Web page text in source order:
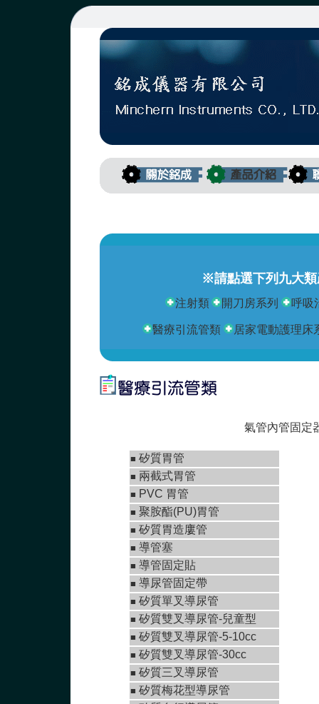
※請點選下列九大
注射類 開刀房系列 呼吸
醫療引流管類 居家電動護理床
氣管內管固定
■ 矽質胃管
■ 兩截式胃管
■ PVC 胃管
■ 聚胺酯(PU)胃管
■ 矽質胃造廔管
■ 導管塞
■ 導管固定貼
■ 導尿管固定帶
■ 矽質單叉導尿管
■ 矽質雙叉導尿管-兒童型
■ 矽質雙叉導尿管-5-10cc
■ 矽質雙叉導尿管-30cc
■ 矽質三叉導尿管
■ 矽質梅花型導尿管